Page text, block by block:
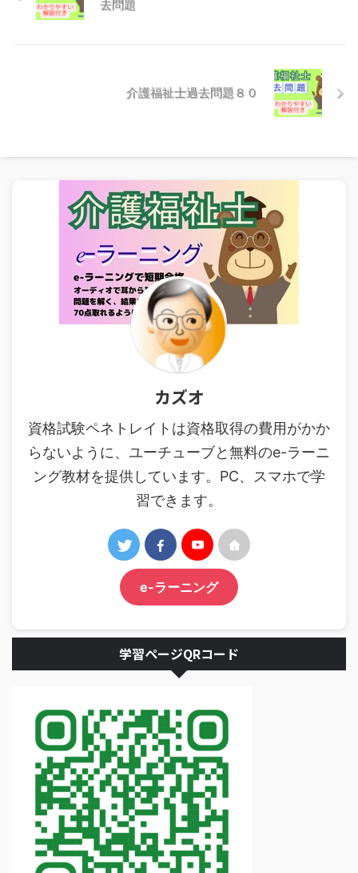
去問題
介護福祉士過去問題８０
カズオ
資格試験ペネトレイトは資格取得の費用がかか
らないように、ユーチューブと無料のe-ラーニ
ング教材を提供しています。PC、スマホで学
習できます。
e-ラーニング
学習ページQRコード